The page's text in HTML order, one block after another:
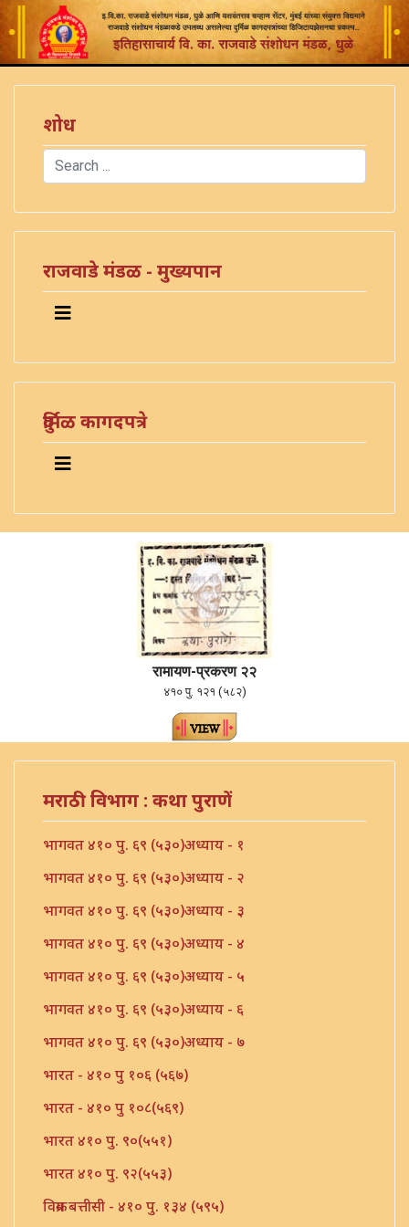
शोध
Search
राजवाडे मंडळ - मुख्यपान
दुर्मिळ कागदपत्रे
रामायण-प्रकरण २२
४१० पु. १२१ (५८२)
मराठी विभाग : कथा पुराणें
भागवत ४१० पु. ६९ (५३०)अध्याय - १
भागवत ४१० पु. ६९ (५३०)अध्याय - २
भागवत ४१० पु. ६९ (५३०)अध्याय - ३
भागवत ४१० पु. ६९ (५३०)अध्याय - ४
भागवत ४१० पु. ६९ (५३०)अध्याय - ५
भागवत ४१० पु. ६९ (५३०)अध्याय - ६
भागवत ४१० पु. ६९ (५३०)अध्याय - ७
भारत - ४१० पु १०६ (५६७)
भारत - ४१० पु १०८(५६९)
भारत ४१० पु. ९०(५५१)
भारत ४१० पु. ९२(५५३)
विक्रम बत्तीसी - ४१० पु. १३४ (५९५)